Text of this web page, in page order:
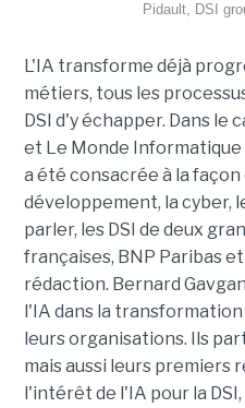
Pidault, DSI
L'IA transforme déjà
métiers, tous les
DSI d'y échapper. Dans le
et Le Monde Informatique
a été consacrée à la
développement, la cyber,
parler, les DSI de deux
françaises, BNP Paribas
rédaction. Bernard
l'IA dans la
leurs organisations. Ils
mais aussi leurs premiers
l'intérêt de l'IA pour la